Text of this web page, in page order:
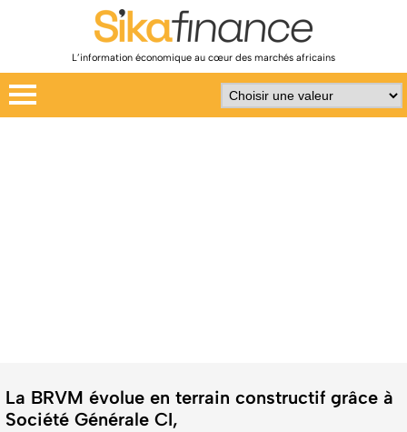
L’information économique au cœur des marchés africains
La BRVM évolue en terrain constructif grâce à
Société Générale CI,